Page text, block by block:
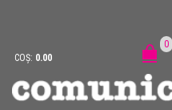
COȘ: 0.00
0